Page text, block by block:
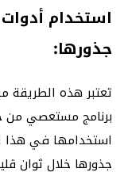
استخدام
جذورها:
تعتبر هذه الطريقة
برنامج مستعصي من
استخدامها في هذا
جذورها خلال ثوان